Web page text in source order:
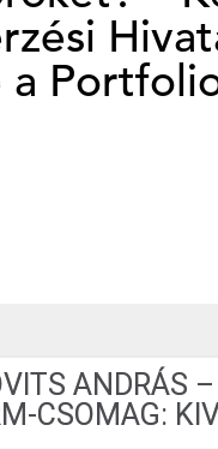
ANDRÁS –
CSOMAG: